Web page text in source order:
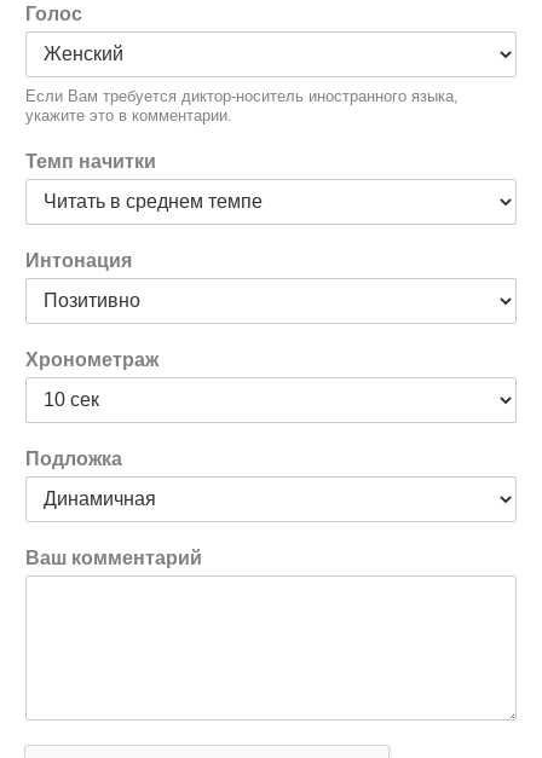
Голос
Если Вам требуется диктор-носитель иностранного языка,
укажите это в комментарии.
Темп начитки
Интонация
Хронометраж
Подложка
Ваш комментарий